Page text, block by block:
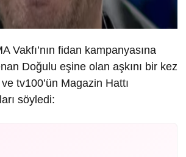
Vakfı’nın fidan kampanyasına
Doğulu eşine olan aşkını bir kez
tv100’ün Magazin Hattı
söyledi: